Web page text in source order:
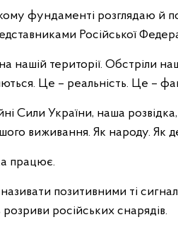
фундаменті розглядаю й
Російської
нашій території. Обстріли
Це – реальність. Це –
Сили України, наша
виживання. Як народу. Як
працює.
позитивними ті
російських снарядів.